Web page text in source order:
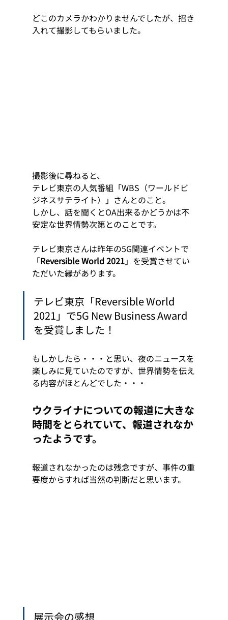
どこのカメラかわかりませんでしたが、招き
入れて撮影してもらいました。
撮影後に尋ねると、
テレビ東京の人気番組「WBS（ワールドビ
ジネスサテライト）」さんとのこと。
しかし、話を聞くとOA出来るかどうかは不
安定な世界情勢次第とのことです。
テレビ東京さんは昨年の5G関連イベントで
「Reversible World 2021」を受賞させてい
ただいた縁があります。
テレビ東京「Reversible World
2021」で5G New Business Award
を受賞しました！
もしかしたら・・・と思い、夜のニュースを
楽しみに見ていたのですが、世界情勢を伝え
る内容がほとんどでした・・・
ウクライナについての報道に大きな
時間をとられていて、報道されなか
ったようです。
報道されなかったのは残念ですが、事件の重
要度からすれば当然の判断だと思います。
展示会の感想